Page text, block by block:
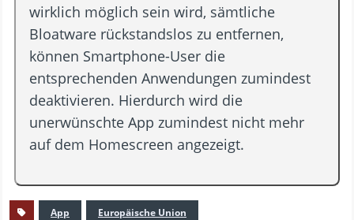
wirklich möglich sein wird, sämtliche
Bloatware rückstandslos zu entfernen,
können Smartphone-User die
entsprechenden Anwendungen zumindest
deaktivieren. Hierdurch wird die
unerwünschte App zumindest nicht mehr
auf dem Homescreen angezeigt.
App Europäische Union